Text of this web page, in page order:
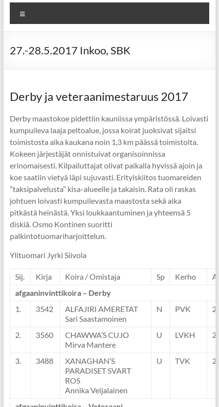
27.-28.5.2017 Inkoo, SBK
Derby ja veteraanimestaruus 2017
Derby maastokoe pidettiin kauniissa ympäristössä. Loivasti
kumpuileva laaja peltoalue, jossa koirat juoksivat sijaitsi
toimistosta aika kaukana noin 1,3 km päässä toimistolta.
Kokeen järjestäjät onnistuivat organisoinnissa
erinomaisesti. Kilpailuttajat olivat paikalla hyvissä ajoin ja
koe saatiin vietyä läpi sujuvasti. Erityiskiitos tuomareiden
”taksipalvelusta” kisa-alueelle ja takaisin. Rata oli raskas
johtuen loivasti kumpuilevasta maastosta sekä aika
pitkästä heinästä. Yksi loukkaantuminen ja yhteensä 5
diskiä. Osmo Kontinen suoritti
palkintotuomariharjoittelun.
Ylituomari Jyrki Siivola
Sij. Kirja Koira / Omistaja Sp Kerho
afgaaninvinttikoira – Derby
1.
3542
ALFAJIRI AMERETAT
Sari Saastamoinen
N PVK
2. 3560
CHAWWA’S CUJO
Mirva Mantere
U LVKH
3. 3488
XANAGHAN’S
PARADISET SVART
ROS
Annika Veijalainen
U TVK